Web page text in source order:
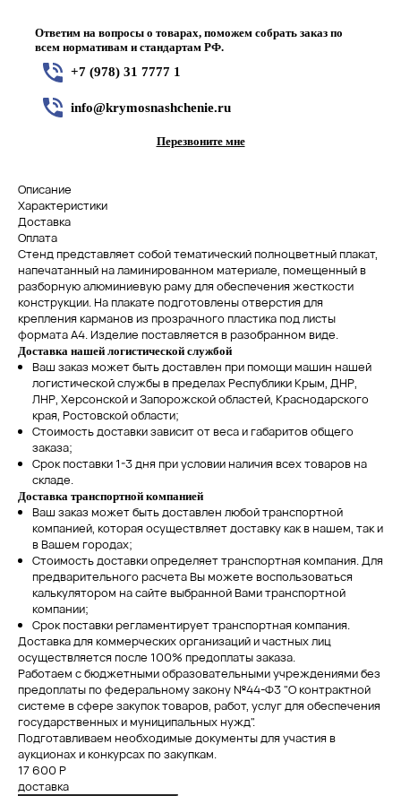
Ответим на вопросы о товарах, поможем собрать заказ по
всем нормативам и стандартам РФ.
+7 (978) 31 7777 1
info@krymosnashchenie.ru
Перезвоните мне
Описание
Характеристики
Доставка
Оплата
Стенд представляет собой тематический полноцветный плакат,
напечатанный на ламинированном материале, помещенный в
разборную алюминиевую раму для обеспечения жесткости
конструкции. На плакате подготовлены отверстия для
крепления карманов из прозрачного пластика под листы
формата А4. Изделие поставляется в разобранном виде.
Доставка нашей логистической службой
Ваш заказ может быть доставлен при помощи машин нашей
логистической службы в пределах Республики Крым, ДНР,
ЛНР, Херсонской и Запорожской областей, Краснодарского
края, Ростовской области;
Стоимость доставки зависит от веса и габаритов общего
заказа;
Срок поставки 1-3 дня при условии наличия всех товаров на
складе.
Доставка транспортной компанией
Ваш заказ может быть доставлен любой транспортной
компанией, которая осуществляет доставку как в нашем, так и
в Вашем городах;
Стоимость доставки определяет транспортная компания. Для
предварительного расчета Вы можете воспользоваться
калькулятором на сайте выбранной Вами транспортной
компании;
Срок поставки регламентирует транспортная компания.
Доставка для коммерческих организаций и частных лиц
осуществляется после 100% предоплаты заказа.
Работаем с бюджетными образовательными учреждениями без
предоплаты по федеральному закону №44-Ф3 "О контрактной
системе в сфере закупок товаров, работ, услуг для обеспечения
государственных и муниципальных нужд".
Подготавливаем необходимые документы для участия в
аукционах и конкурсах по закупкам.
17 600 Р
доставка